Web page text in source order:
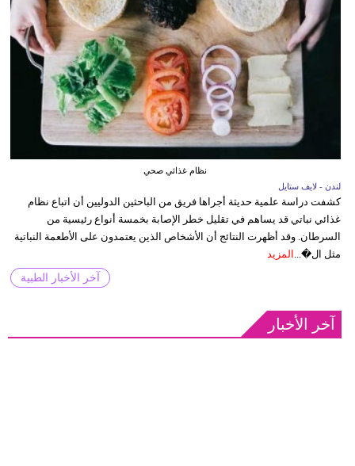
نظام غذائي صحي
لندن - لايف ستايل
كشفت دراسة علمية حديثة أجراها فريق من الباحثين الدوليين أن اتباع نظام
غذائي نباتي قد يساهم في تقليل خطر الإصابة بخمسة أنواع رئيسية من
السرطان. وقد أظهرت النتائج أن الأشخاص الذين يعتمدون على الأطعمة النباتية
مثل ال�...
المزيد
آخر الأخبار الطبية
آخر الأخبار